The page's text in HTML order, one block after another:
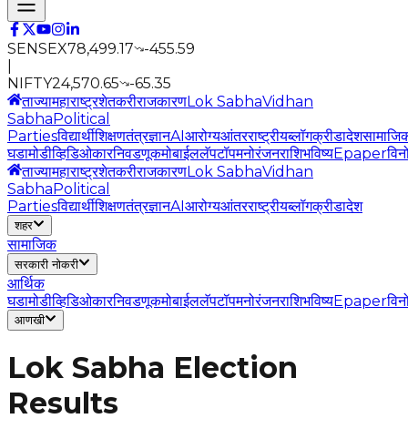
SENSEX78,499.17
-455.59
NIFTY24,570.65
-65.35
ताज्यामहाराष्ट्रशेतकरीराजकारणLok SabhaVidhan
SabhaPolitical
Partiesविद्यार्थीशिक्षणतंत्रज्ञानAIआरोग्यआंतरराष्ट्रीयब्लॉगक्रीडादेश
घडामोडीव्हिडिओकारनिवडणूकमोबाईललॅपटॉपमनोरंजनराशिभविष्यEpaper
ताज्यामहाराष्ट्रशेतकरीराजकारणLok SabhaVidhan
SabhaPolitical
Partiesविद्यार्थीशिक्षणतंत्रज्ञानAIआरोग्यआंतरराष्ट्रीयब्लॉगक्रीडादेश
शहर
सामाजिक
सरकारी नोकरी
आर्थिक
घडामोडीव्हिडिओकारनिवडणूकमोबाईललॅपटॉपमनोरंजनराशिभविष्यEpaper
आणखी
Lok Sabha Election
Results